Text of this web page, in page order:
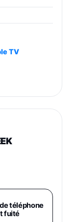
(33-45-78
et port USB
S26 Ultra
S26+ Violet
Smartphone
Go,
Inclus,
FR
TV
téléphone
fuité